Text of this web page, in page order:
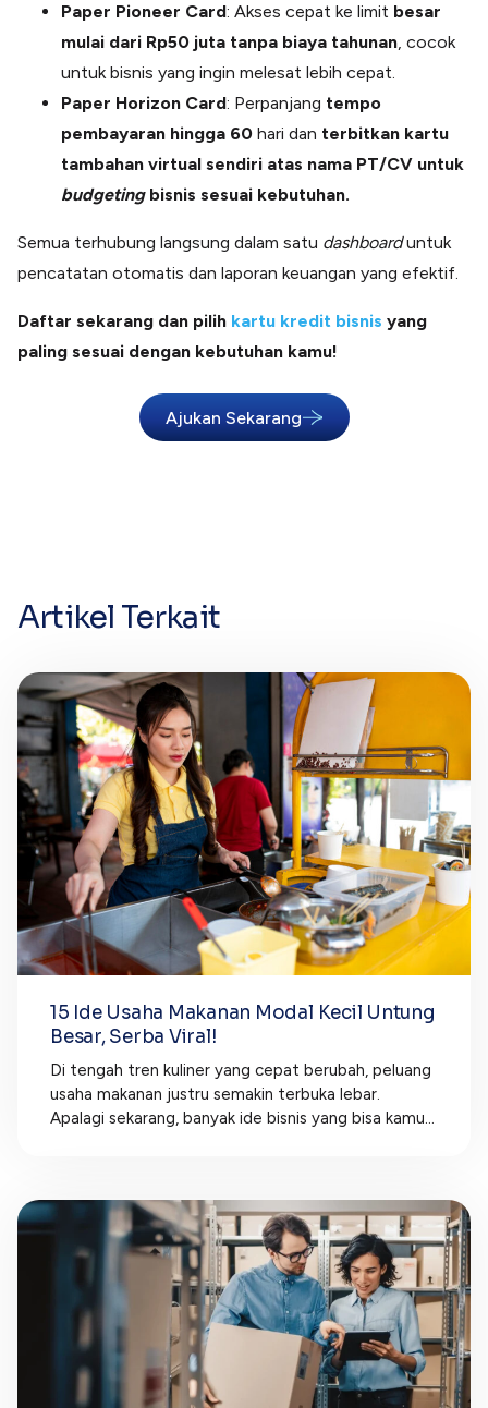
Paper Pioneer Card: Akses cepat ke limit besar
mulai dari Rp50 juta tanpa biaya tahunan, cocok
untuk bisnis yang ingin melesat lebih cepat.
Paper Horizon Card: Perpanjang tempo
pembayaran hingga 60 hari dan terbitkan kartu
tambahan virtual sendiri atas nama PT/CV untuk
budgetingbisnis sesuai kebutuhan.
Semua terhubung langsung dalam satu dashboarduntuk
pencatatan otomatis dan laporan keuangan yang efektif.
Daftar sekarang dan pilih kartu kredit bisnis yang
paling sesuai dengan kebutuhan kamu!
Ajukan Sekarang
Artikel Terkait
15 Ide Usaha Makanan Modal Kecil Untung
Besar, Serba Viral!
Di tengah tren kuliner yang cepat berubah, peluang
usaha makanan justru semakin terbuka lebar.
Apalagi sekarang, banyak ide bisnis yang bisa kamu...